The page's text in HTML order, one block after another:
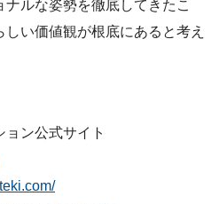
ルな姿勢を徹底してきたこ
い価値観が根底にあると考え
ョン公式サイト